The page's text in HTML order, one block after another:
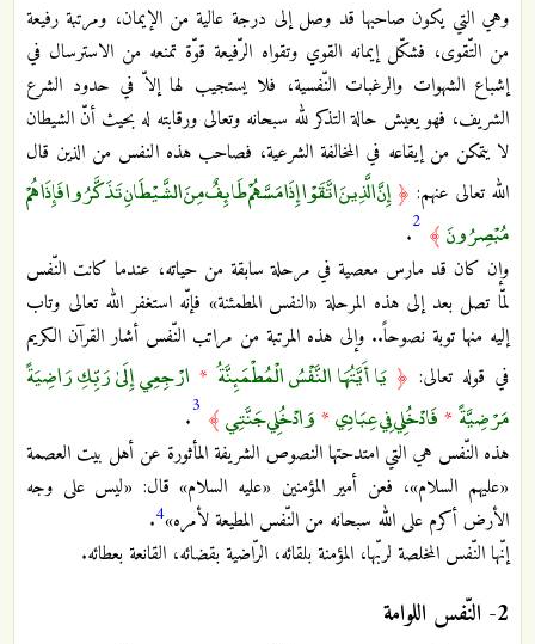
وهي التي يكون صاحبها قد وصل إلى درجة عالية من الإيمان، ومرتبة رفيعة
من التّقوى، فشكّل إيمانه القوي وتقواه الرّفيعة قوّة تمنعه من الاسترسال في
إشباع الشهوات والرغبات النّفسية، فلا يستجيب لها إلاّ في حدود الشرع
الشريف، فهو يعيش حالة التذكر لله سبحانه وتعالى ورقابته له بحيث أنّ الشيطان
لا يتمكن من إيقاعه في المخالفة الشرعية، فصاحب هذه النفس من الذين قال
الله تعالى عنهم: ﴿ إِنَّ الَّذِينَ اتَّقَوْا إِذَا مَسَّهُمْ طَائِفٌ مِنَ الشَّيْطَانِ تَذَكَّرُوا فَإِذَا هُمْ
مُبْصِرُونَ ﴾ 2
.
وإن كان قد مارس معصية في مرحلة سابقة من حياته، عندما كانت النّفس
لمّا تصل بعد إلى هذه المرحلة «النفس المطمئنة» فإنّه استغفر الله تعالى وتاب
إليه منها توبة نصوحاً.. وإلى هذه المرتبة من مراتب النّفس أشار القرآن الكريم
في قوله تعالى: ﴿ يَا أَيَّتُهَا النَّفْسُ الْمُطْمَئِنَّةُ* ارْجِعِي إِلَىٰ رَبِّكِ رَاضِيَةً
مَرْضِيَّةً * فَادْخُلِي فِي عِبَادِي * وَادْخُلِي جَنَّتِي ﴾ 3
.
هذه النّفس هي التي امتدحتها النصوص الشريفة المأثورة عن أهل بيت العصمة
«عليهم السلام»، فعن أمير المؤمنين «عليه السلام» قال: «ليس على وجه
الأرض أكرم على الله سبحانه من النّفس المطيعة لأمره»4
.
إنّها النّفس المخلصة لربّها، المؤمنة بلقائه، الرّاضية بقضائه، القانعة بعطائه.
2- النّفس اللوامة